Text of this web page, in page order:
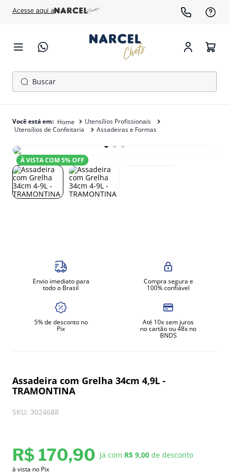
Acesse aqui a
Buscar
Utensílios Profissionais
Utensílios de Confeitaria
Assadeiras e Formas
À VISTA COM5% OFF
Envio imediato para
todo o Brasil
Compra segura e
100% confiável
5% de desconto no
Pix
Até 10x sem juros
no cartão ou 48x no
BNDS
Assadeira com Grelha 34cm 4,9L -
TRAMONTINA
SKU: 3024688
R$ 170,90 Já com R$ 9,00 de desconto
à vista no Pix
1º
cafeteira
3º
forno
4º
freezer
5º
exaustor
fritadeira
robot coupe